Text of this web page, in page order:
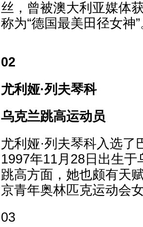
丝，曾被澳大利亚媒体
称为“德国最美田径女神”
02
尤利娅·列夫琴科
乌克兰跳高运动员
尤利娅·列夫琴科入选
1997年11月28日出生
跳高方面，她也颇有天
京青年奥林匹克运动会
03